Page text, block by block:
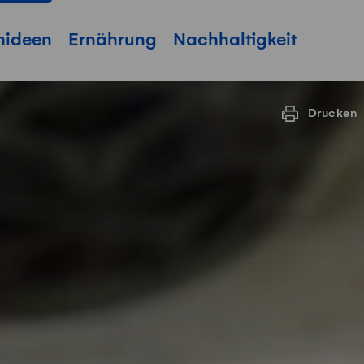
Ernährung Nachhaltigkeit
Drucken